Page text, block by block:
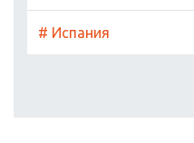
# Испания